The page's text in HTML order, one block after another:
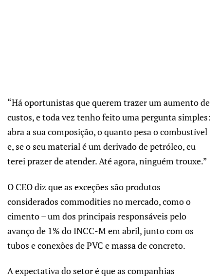
“Há oportunistas que querem trazer um aumento de
custos, e toda vez tenho feito uma pergunta simples:
abra a sua composição, o quanto pesa o combustível
e, se o seu material é um derivado de petróleo, eu
terei prazer de atender. Até agora, ninguém trouxe.”
O CEO diz que as exceções são produtos
considerados commodities no mercado, como o
cimento – um dos principais responsáveis pelo
avanço de 1% do INCC-M em abril, junto com os
tubos e conexões de PVC e massa de concreto.
A expectativa do setor é que as companhias